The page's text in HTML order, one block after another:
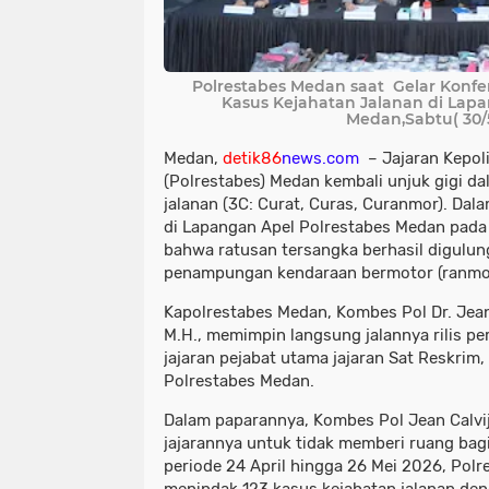
Polrestabes Medan saat Gelar
Kasus Kejahatan Jalanan di
Medan,Sabtu( 30/
Medan, detik86news.com – Jajaran
(Polrestabes) Medan kembali unjuk gigi
jalanan (3C: Curat, Curas, Curanmor).
di Lapangan Apel Polrestabes Medan
bahwa ratusan tersangka berhasil
penampungan kendaraan bermotor
​Kapolrestabes Medan, Kombes Pol Dr.
M.H., memimpin langsung jalannya rilis
jajaran pejabat utama jajaran Sat
Polrestabes Medan.
​Dalam paparannya, Kombes Pol Jean
jajarannya untuk tidak memberi ruang
periode 24 April hingga 26 Mei 2026,